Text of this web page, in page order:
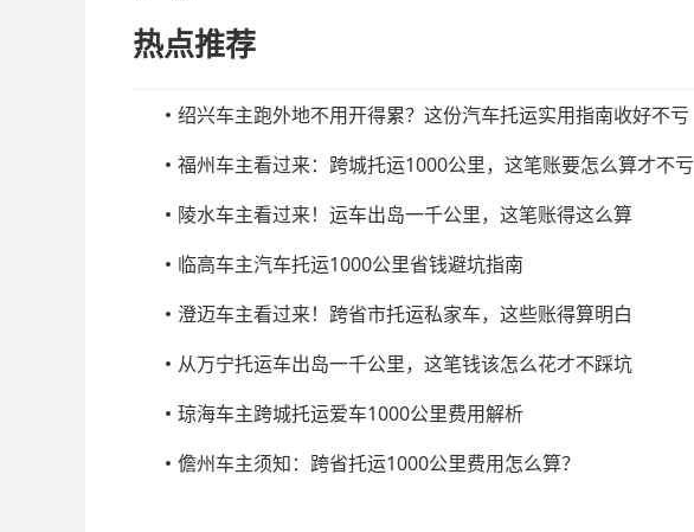
热点推荐
绍兴车主跑外地不用开得累？这份汽车托运实用指南收好不亏
福州车主看过来：跨城托运1000公里，这笔账要怎么算才不亏
陵水车主看过来！运车出岛一千公里，这笔账得这么算
临高车主汽车托运1000公里省钱避坑指南
澄迈车主看过来！跨省市托运私家车，这些账得算明白
从万宁托运车出岛一千公里，这笔钱该怎么花才不踩坑
琼海车主跨城托运爱车1000公里费用解析
儋州车主须知：跨省托运1000公里费用怎么算？